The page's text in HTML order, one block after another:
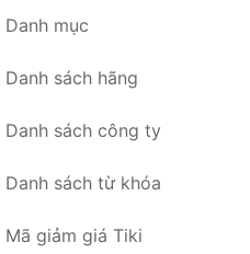
Danh mục
Danh sách hãng
Danh sách công ty
Danh sách từ khóa
Mã giảm giá Tiki